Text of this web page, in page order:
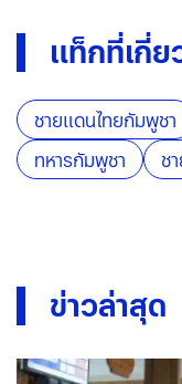
แท็กที่เกี่
ชายแดนไทยกัมพูชา
ทหารกัมพูชา
ช
ข่าวล่าสุด